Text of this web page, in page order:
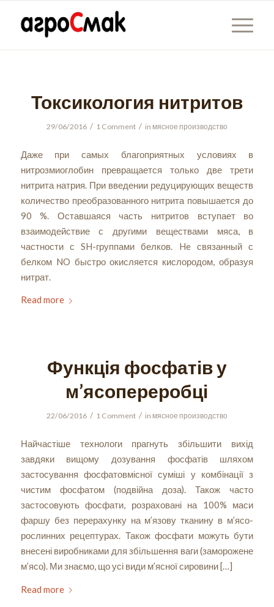
Токсикология нитритов
29/06/2016 / 1 Comment / in мясное производство
Даже при самых благоприятных условиях в
нитрозмиоглобин превращается только две трети
нитрита натрия. При введении редуцирующих веществ
количество преобразованного нитрита повышается до
90 %. Оставшаяся часть нитритов вступает во
взаимодействие с другими веществами мяса, в
частности с SH-группами белков. He связанный с
белком NO быстро окисляется кислородом, образуя
нитрат.
Read more
Функція фосфатів у
м’ясопереробці
22/06/2016 / 1 Comment / in мясное производство
Найчастіше технологи прагнуть збільшити вихід
завдяки вищому дозування фосфатів шляхом
застосування фосфатовмісної суміші у комбінації з
чистим фосфатом (подвійна доза). Також часто
застосовують фосфати, розраховані на 100% маси
фаршу без перерахунку на м’язову тканину в м’ясо-
рослинних рецептурах. Також фосфати можуть бути
внесені виробниками для збільшення ваги (заморожене
м’ясо). Ми знаємо, що усі види м’ясної сировини […]
Read more